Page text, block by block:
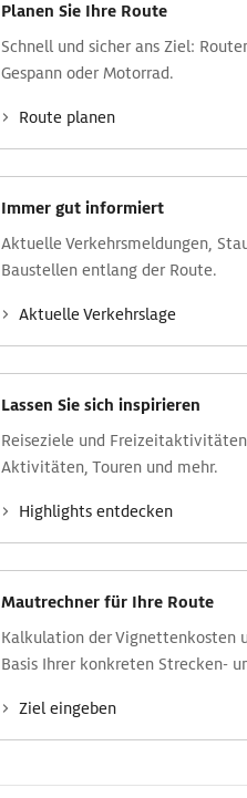
Planen Sie Ihre Route
Schnell und sicher ans Ziel:
Gespann oder Motorrad.
Route planen
Immer gut informiert
Aktuelle Verkehrs­meldungen,
Baustellen entlang der Route.
Aktuelle Verkehrs­lage
Lassen Sie sich inspirieren
Reise­ziele und
Aktivitäten, Touren und mehr.
Highlights entdecken
Mautrechner für Ihre Route
Kalkulation der Vignettenkosten
Basis Ihrer konkreten Strecken-
Ziel eingeben